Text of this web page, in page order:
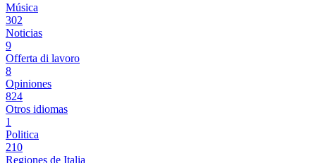
Música
302
Noticias
9
Offerta di lavoro
8
Opiniones
824
Otros idiomas
1
Politica
210
Regiones de Italia